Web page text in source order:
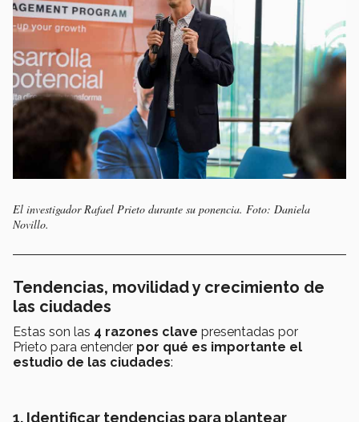
El investigador Rafael Prieto durante su ponencia. Foto: Daniela
Novillo.
Tendencias, movilidad y crecimiento de
las ciudades
Estas son las 4 razones clave presentadas por
Prieto para entender por qué es importante el
estudio de las ciudades:
1. Identificar tendencias para plantear